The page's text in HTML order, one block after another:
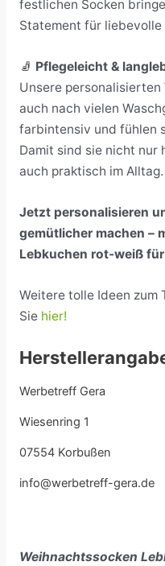
festlichen Socken
Statement für liebevolle
🧦 Pflegeleicht &
Unsere
auch nach vielen
farbintensiv und fühlen
Damit sind sie nicht nur
auch praktisch im Alltag.
Jetzt personalisieren
gemütlicher machen –
Lebkuchen rot-weiß
Weitere tolle Ideen zum
Sie hier!
Werbetreff Gera
Wiesenring 1
07554 Korbußen
info@werbetreff-gera.de
Weihnachtssocken